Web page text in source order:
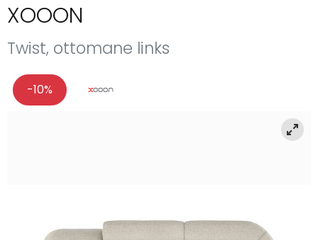
XOOON
Twist, ottomane links
-10%